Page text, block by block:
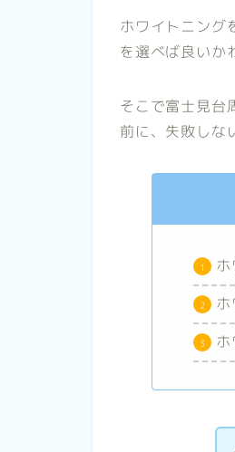
ホワイトニング
を選べば良いか
そこで富士見台
前に、失敗しな